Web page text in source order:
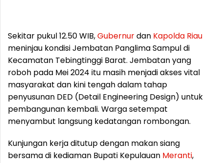
Sekitar pukul 12.50 WIB,Gubernurdan Kapolda Riau
meninjau kondisi Jembatan Panglima Sampul di
Kecamatan Tebingtinggi Barat. Jembatan yang
roboh pada Mei 2024 itu masih menjadi akses vital
masyarakat dan kini tengah dalam tahap
penyusunan DED (Detail Engineering Design) untuk
pembangunan kembali. Warga setempat
menyambut langsung kedatangan rombongan.
Kunjungan kerja ditutup dengan makan siang
bersama di kediaman Bupati Kepulauan Meranti,